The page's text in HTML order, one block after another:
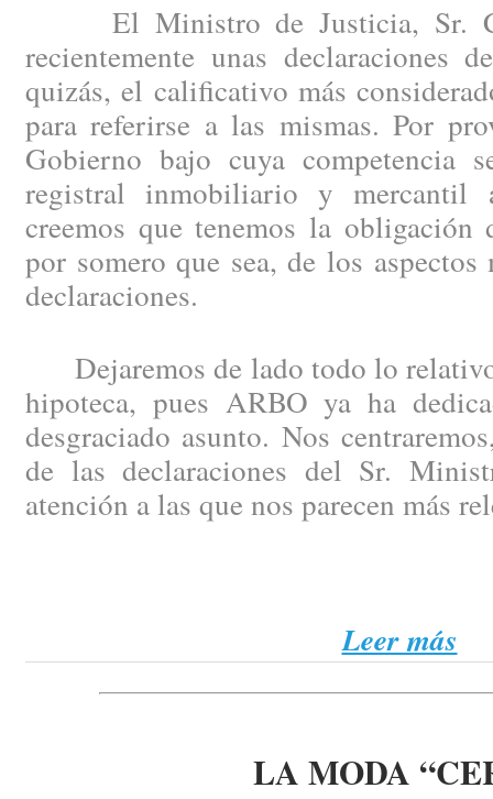
El Ministro de Justicia, Sr.
recientemente unas declaraciones
quizás, el calificativo más
para referirse a las mismas. Por
Gobierno bajo cuya competencia
registral inmobiliario y mercantil
creemos que tenemos la
por somero que sea, de los aspectos
declaraciones.
Dejaremos de lado todo lo relativo
hipoteca, pues ARBO ya ha
desgraciado asunto. Nos
de las declaraciones del Sr.
atención a las que nos parecen más
Leer más
LA MODA